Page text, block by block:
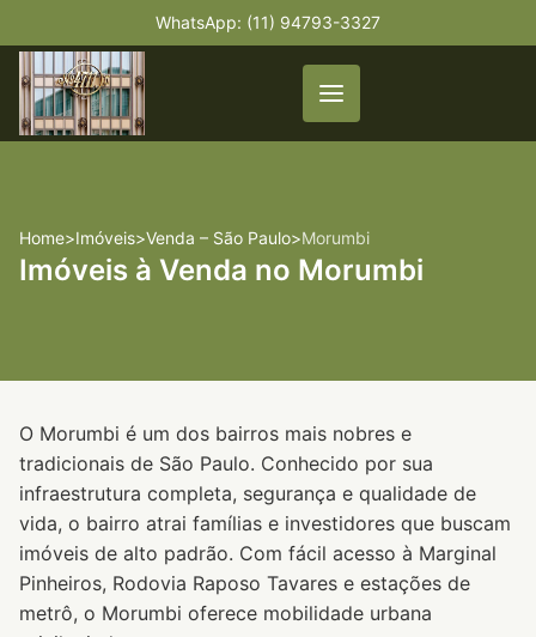
WhatsApp: (11) 94793-3327
Home>Imóveis>Venda – São Paulo>Morumbi
Imóveis à Venda no Morumbi
O Morumbi é um dos bairros mais nobres e
tradicionais de São Paulo. Conhecido por sua
infraestrutura completa, segurança e qualidade de
vida, o bairro atrai famílias e investidores que buscam
imóveis de alto padrão. Com fácil acesso à Marginal
Pinheiros, Rodovia Raposo Tavares e estações de
metrô, o Morumbi oferece mobilidade urbana